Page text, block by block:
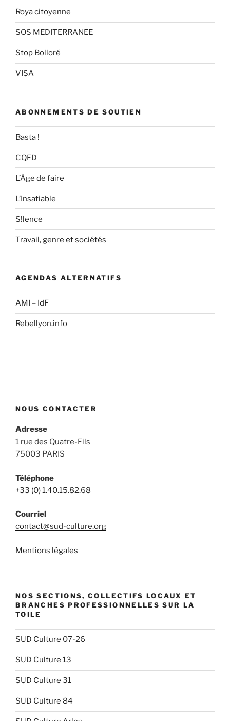
Roya citoyenne
SOS MEDITERRANEE
Stop Bolloré
VISA
ABONNEMENTS DE SOUTIEN
Basta !
CQFD
L’Âge de faire
L’Insatiable
S!lence
Travail, genre et sociétés
AGENDAS ALTERNATIFS
AMI – IdF
Rebellyon.info
NOUS CONTACTER
Adresse
1 rue des Quatre-Fils
75003 PARIS
Téléphone
+33 (0) 1.40.15.82.68
Courriel
contact@sud-culture.org
Mentions légales
NOS SECTIONS, COLLECTIFS LOCAUX ET
BRANCHES PROFESSIONNELLES SUR LA
TOILE
SUD Culture 07-26
SUD Culture 13
SUD Culture 31
SUD Culture 84